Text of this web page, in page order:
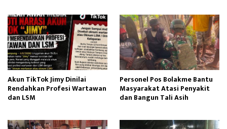
Akun TikTok Jimy Dinilai
Rendahkan Profesi Wartawan
dan LSM
Personel Pos Bolakme Bantu
Masyarakat Atasi Penyakit
dan Bangun Tali Asih